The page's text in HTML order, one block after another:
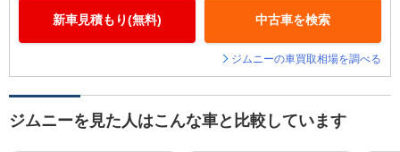
新車見積もり(無料) 中古車を検索
ジムニーの車買取相場を調べる
ジムニーを見た人はこんな車と比較しています